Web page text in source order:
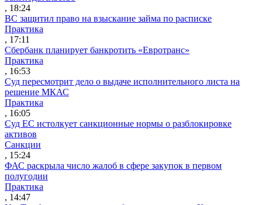
, 18:24
ВС защитил право на взыскание займа по расписке
Практика
, 17:11
Сбербанк планирует банкротить «Евротранс»
Практика
, 16:53
Суд пересмотрит дело о выдаче исполнительного листа на
решение МКАС
Практика
, 16:05
Суд ЕС истолкует санкционные нормы о разблокировке
активов
Санкции
, 15:24
ФАС раскрыла число жалоб в сфере закупок в первом
полугодии
Практика
, 14:47